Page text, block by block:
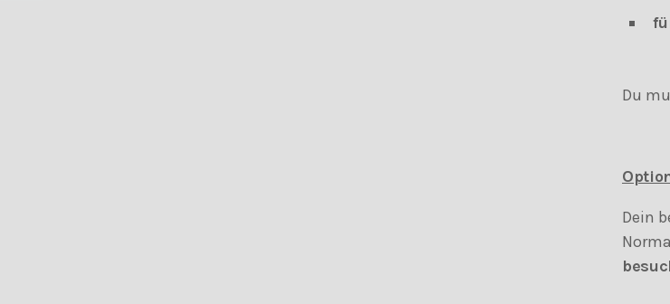
Du
Dein